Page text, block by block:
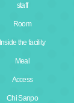
staff
Room
Inside the facility
Meal
Access
Chi Sanpo